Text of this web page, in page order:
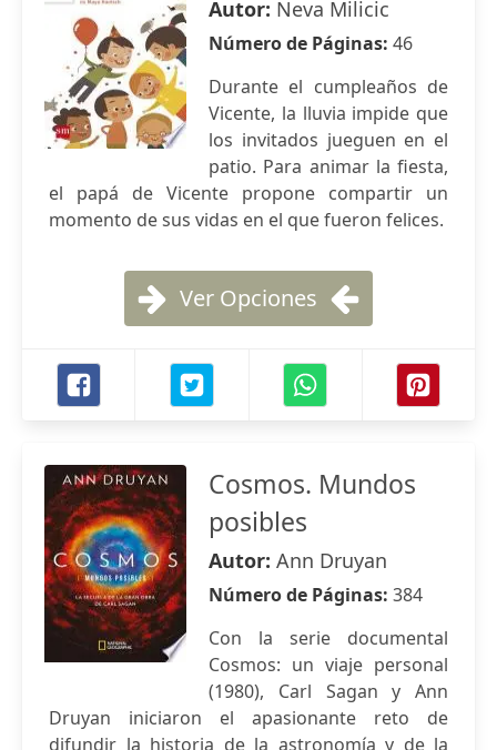
Autor: Neva Milicic
Número de Páginas: 46
Durante el cumpleaños de
Vicente, la lluvia impide que
los invitados jueguen en el
patio. Para animar la fiesta,
el papá de Vicente propone compartir un
momento de sus vidas en el que fueron felices.
Ver Opciones
Cosmos. Mundos
posibles
Autor: Ann Druyan
Número de Páginas: 384
Con la serie documental
Cosmos: un viaje personal
(1980), Carl Sagan y Ann
Druyan iniciaron el apasionante reto de
difundir la historia de la astronomía y de la